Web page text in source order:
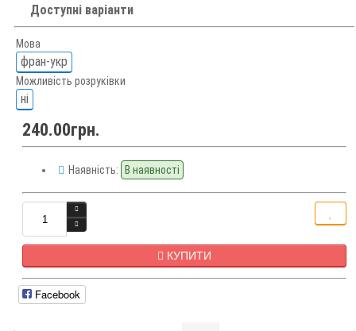
Доступні варіанти
Мова
фран-укр
Можливість розруківки
ні
240.00грн.
Наявність: В наявності
КУПИТИ
Facebook